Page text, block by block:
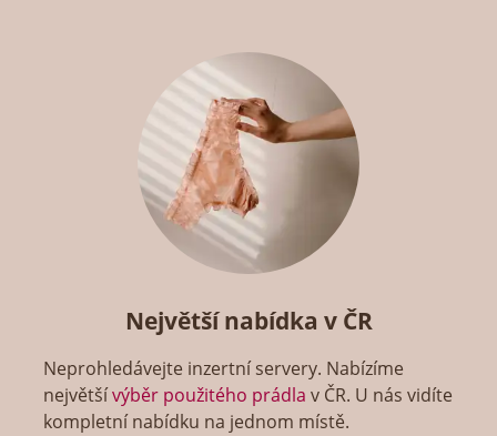
Největší nabídka v ČR
Neprohledávejte inzertní servery. Nabízíme
největšívýběr použitého prádla v ČR. U nás vidíte
kompletní nabídku na jednom místě.